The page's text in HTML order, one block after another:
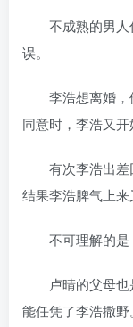
不成熟的男人
误。
李浩想离婚，
同意时，李浩又开
有次李浩出差
结果李浩脾气上来
不可理解的是
卢晴的父母也
能任凭了李浩撒